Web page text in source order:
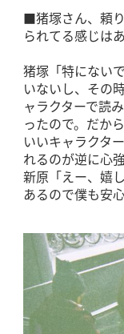
■猪塚さん、頼
られてる感じは
猪塚「特にない
いないし、その
ャラクターで読
ったので。だか
いいキャラクタ
れるのが逆に心
新原「えー、嬉
あるので僕も安